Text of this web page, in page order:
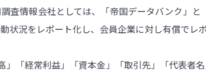
査情報会社としては、「帝国データバンク」と
状況をレポート化し、会員企業に対し有償でレ
「経常利益」「資本金」「取引先」「代表者